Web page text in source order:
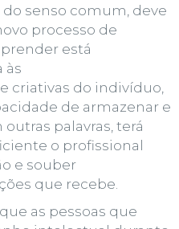
senso comum, deve
processo de
está
às
criativas do indivíduo,
de armazenar e
palavras, terá
o profissional
e souber
que recebe.
as pessoas que